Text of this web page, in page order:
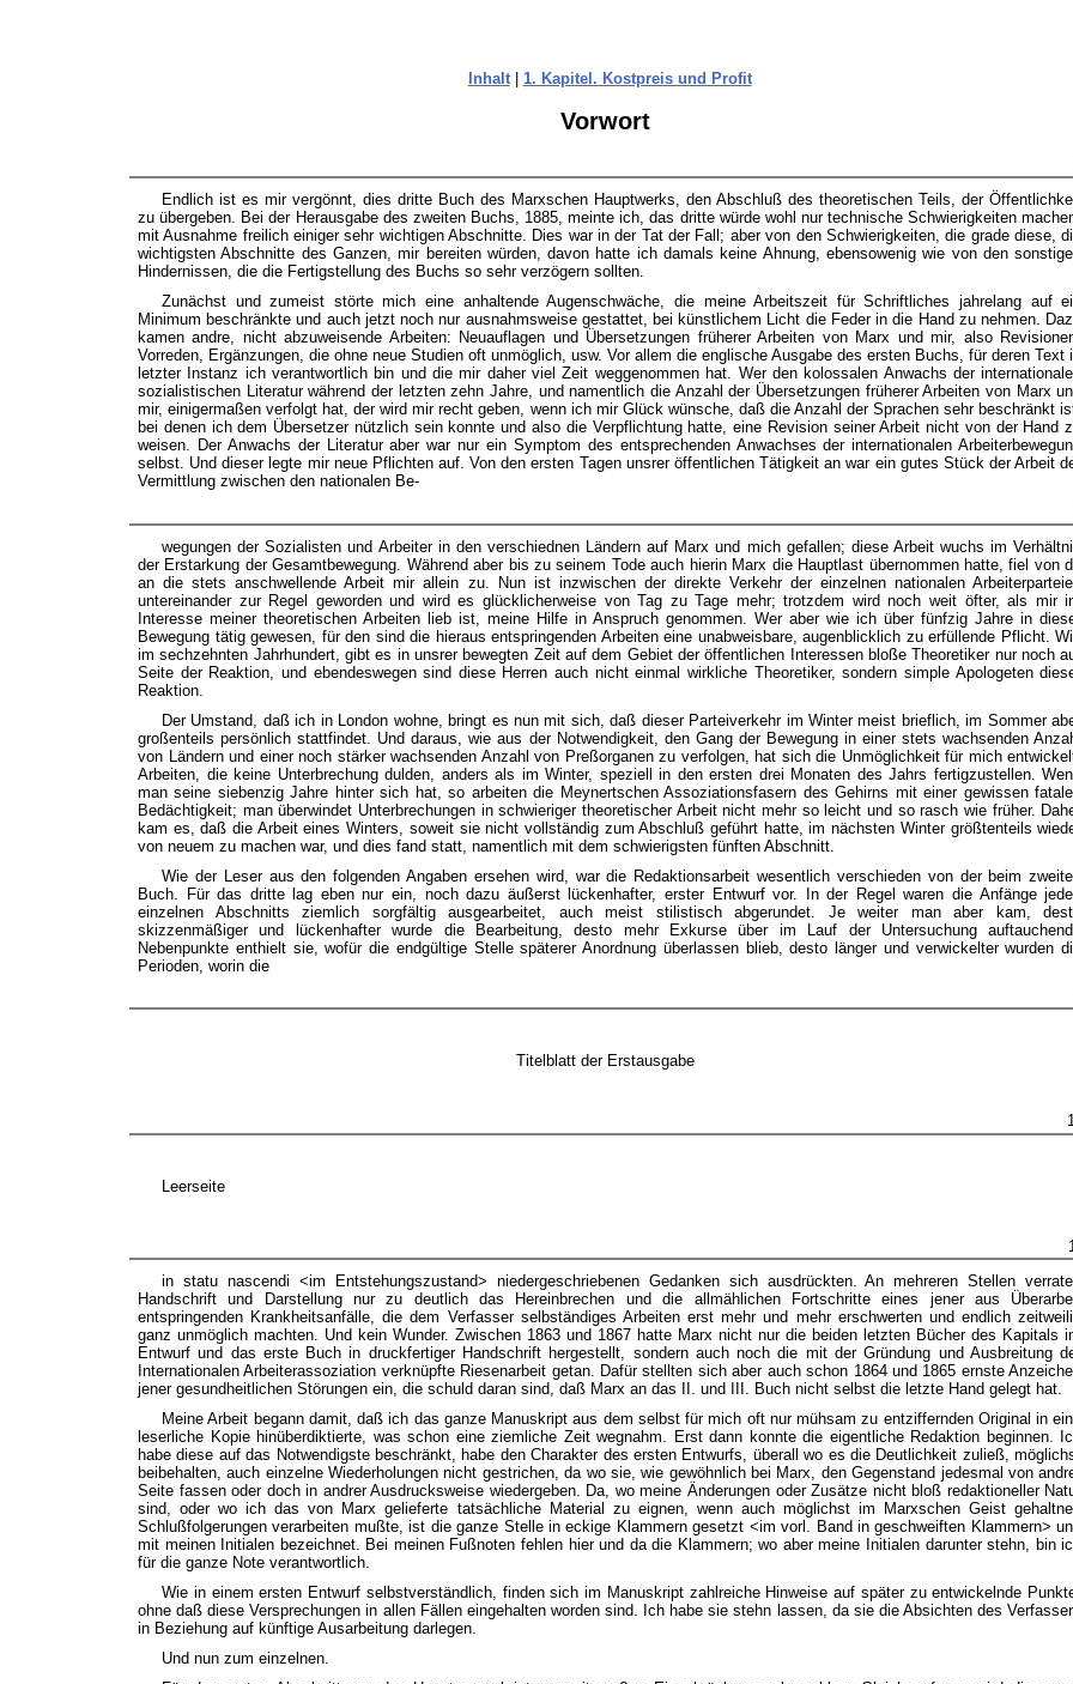
Inhalt| 1. Kapitel. Kostpreis und Profit
Vorwort
Endlich ist es mir vergönnt, dies dritte Buch des Marxschen Hauptwerks, den Abschluß des theoretischen Teils, der
zu übergeben. Bei der Herausgabe des zweiten Buchs, 1885, meinte ich, das dritte würde wohl nur technische Schwierigkeiten
mit Ausnahme freilich einiger sehr wichtigen Abschnitte. Dies war in der Tat der Fall; aber von den Schwierigkeiten, die grade diese,
wichtigsten Abschnitte des Ganzen, mir bereiten würden, davon hatte ich damals keine Ahnung, ebensowenig wie von den
Hindernissen, die die Fertigstellung des Buchs so sehr verzögern sollten.
Zunächst und zumeist störte mich eine anhaltende Augenschwäche, die meine Arbeitszeit für Schriftliches jahrelang auf
Minimum beschränkte und auch jetzt noch nur ausnahmsweise gestattet, bei künstlichem Licht die Feder in die Hand zu nehmen.
kamen andre, nicht abzuweisende Arbeiten: Neuauflagen und Übersetzungen früherer Arbeiten von Marx und mir, also
Vorreden, Ergänzungen, die ohne neue Studien oft unmöglich, usw. Vor allem die englische Ausgabe des ersten Buchs, für deren Text
letzter Instanz ich verantwortlich bin und die mir daher viel Zeit weggenommen hat. Wer den kolossalen Anwachs der
sozialistischen Literatur während der letzten zehn Jahre, und namentlich die Anzahl der Übersetzungen früherer Arbeiten von Marx
mir, einigermaßen verfolgt hat, der wird mir recht geben, wenn ich mir Glück wünsche, daß die Anzahl der Sprachen sehr beschränkt
bei denen ich dem Übersetzer nützlich sein konnte und also die Verpflichtung hatte, eine Revision seiner Arbeit nicht von der Hand
weisen. Der Anwachs der Literatur aber war nur ein Symptom des entsprechenden Anwachses der internationalen
selbst. Und dieser legte mir neue Pflichten auf. Von den ersten Tagen unsrer öffentlichen Tätigkeit an war ein gutes Stück der Arbeit
Vermittlung zwischen den nationalen Be-
wegungen der Sozialisten und Arbeiter in den verschiednen Ländern auf Marx und mich gefallen; diese Arbeit wuchs im
der Erstarkung der Gesamtbewegung. Während aber bis zu seinem Tode auch hierin Marx die Hauptlast übernommen hatte, fiel von
an die stets anschwellende Arbeit mir allein zu. Nun ist inzwischen der direkte Verkehr der einzelnen nationalen
untereinander zur Regel geworden und wird es glücklicherweise von Tag zu Tage mehr; trotzdem wird noch weit öfter, als mir
Interesse meiner theoretischen Arbeiten lieb ist, meine Hilfe in Anspruch genommen. Wer aber wie ich über fünfzig Jahre in
Bewegung tätig gewesen, für den sind die hieraus entspringenden Arbeiten eine unabweisbare, augenblicklich zu erfüllende Pflicht.
im sechzehnten Jahrhundert, gibt es in unsrer bewegten Zeit auf dem Gebiet der öffentlichen Interessen bloße Theoretiker nur noch
Seite der Reaktion, und ebendeswegen sind diese Herren auch nicht einmal wirkliche Theoretiker, sondern simple Apologeten
Reaktion.
Der Umstand, daß ich in London wohne, bringt es nun mit sich, daß dieser Parteiverkehr im Winter meist brieflich, im Sommer
großenteils persönlich stattfindet. Und daraus, wie aus der Notwendigkeit, den Gang der Bewegung in einer stets wachsenden
von Ländern und einer noch stärker wachsenden Anzahl von Preßorganen zu verfolgen, hat sich die Unmöglichkeit für mich
Arbeiten, die keine Unterbrechung dulden, anders als im Winter, speziell in den ersten drei Monaten des Jahrs fertigzustellen.
man seine siebenzig Jahre hinter sich hat, so arbeiten die Meynertschen Assoziationsfasern des Gehirns mit einer gewissen
Bedächtigkeit; man überwindet Unterbrechungen in schwieriger theoretischer Arbeit nicht mehr so leicht und so rasch wie früher.
kam es, daß die Arbeit eines Winters, soweit sie nicht vollständig zum Abschluß geführt hatte, im nächsten Winter größtenteils
von neuem zu machen war, und dies fand statt, namentlich mit dem schwierigsten fünften Abschnitt.
Wie der Leser aus den folgenden Angaben ersehen wird, war die Redaktionsarbeit wesentlich verschieden von der beim
Buch. Für das dritte lag eben nur ein, noch dazu äußerst lückenhafter, erster Entwurf vor. In der Regel waren die Anfänge
einzelnen Abschnitts ziemlich sorgfältig ausgearbeitet, auch meist stilistisch abgerundet. Je weiter man aber kam,
skizzenmäßiger und lückenhafter wurde die Bearbeitung, desto mehr Exkurse über im Lauf der Untersuchung
Nebenpunkte enthielt sie, wofür die endgültige Stelle späterer Anordnung überlassen blieb, desto länger und verwickelter wurden
Perioden, worin die
Titelblatt der Erstausgabe
Leerseite
in statu nascendi <im Entstehungszustand> niedergeschriebenen Gedanken sich ausdrückten. An mehreren Stellen
Handschrift und Darstellung nur zu deutlich das Hereinbrechen und die allmählichen Fortschritte eines jener aus
entspringenden Krankheitsanfälle, die dem Verfasser selbständiges Arbeiten erst mehr und mehr erschwerten und endlich
ganz unmöglich machten. Und kein Wunder. Zwischen 1863 und 1867 hatte Marx nicht nur die beiden letzten Bücher des Kapitals
Entwurf und das erste Buch in druckfertiger Handschrift hergestellt, sondern auch noch die mit der Gründung und Ausbreitung
Internationalen Arbeiterassoziation verknüpfte Riesenarbeit getan. Dafür stellten sich aber auch schon 1864 und 1865 ernste
jener gesundheitlichen Störungen ein, die schuld daran sind, daß Marx an das II. und III. Buch nicht selbst die letzte Hand gelegt hat.
Meine Arbeit begann damit, daß ich das ganze Manuskript aus dem selbst für mich oft nur mühsam zu entziffernden Original in
leserliche Kopie hinüberdiktierte, was schon eine ziemliche Zeit wegnahm. Erst dann konnte die eigentliche Redaktion beginnen.
habe diese auf das Notwendigste beschränkt, habe den Charakter des ersten Entwurfs, überall wo es die Deutlichkeit zuließ,
beibehalten, auch einzelne Wiederholungen nicht gestrichen, da wo sie, wie gewöhnlich bei Marx, den Gegenstand jedesmal von
Seite fassen oder doch in andrer Ausdrucksweise wiedergeben. Da, wo meine Änderungen oder Zusätze nicht bloß redaktioneller
sind, oder wo ich das von Marx gelieferte tatsächliche Material zu eignen, wenn auch möglichst im Marxschen Geist
Schlußfolgerungen verarbeiten mußte, ist die ganze Stelle in eckige Klammern gesetzt <im vorl. Band in geschweiften Klammern>
mit meinen Initialen bezeichnet. Bei meinen Fußnoten fehlen hier und da die Klammern; wo aber meine Initialen darunter stehn, bin
für die ganze Note verantwortlich.
Wie in einem ersten Entwurf selbstverständlich, finden sich im Manuskript zahlreiche Hinweise auf später zu entwickelnde
ohne daß diese Versprechungen in allen Fällen eingehalten worden sind. Ich habe sie stehn lassen, da sie die Absichten des
in Beziehung auf künftige Ausarbeitung darlegen.
Und nun zum einzelnen.